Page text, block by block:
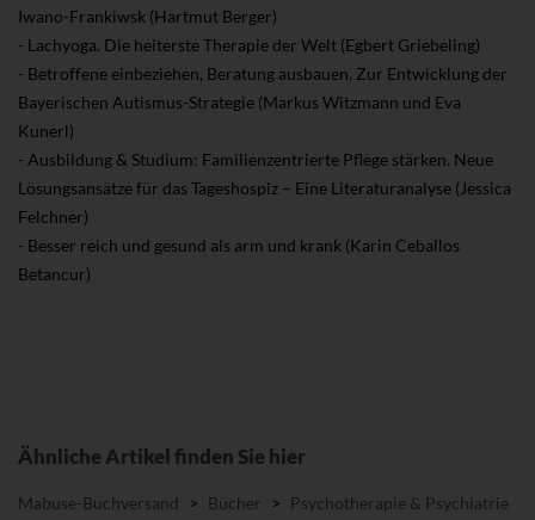
Iwano-Frankiwsk (Hartmut Berger)
- Lachyoga. Die heiterste Therapie der Welt (Egbert Griebeling)
- Betroffene einbeziehen, Beratung ausbauen. Zur Entwicklung der
Bayerischen Autismus-Strategie (Markus Witzmann und Eva
Kunerl)
- Ausbildung & Studium: Familienzentrierte Pflege stärken. Neue
Lösungsansätze für das Tageshospiz – Eine Literaturanalyse (Jessica
Felchner)
- Besser reich und gesund als arm und krank (Karin Ceballos
Betancur)
Ähnliche Artikel finden Sie hier
Mabuse-Buchversand > Bücher >
Psychotherapie & Psychiatrie